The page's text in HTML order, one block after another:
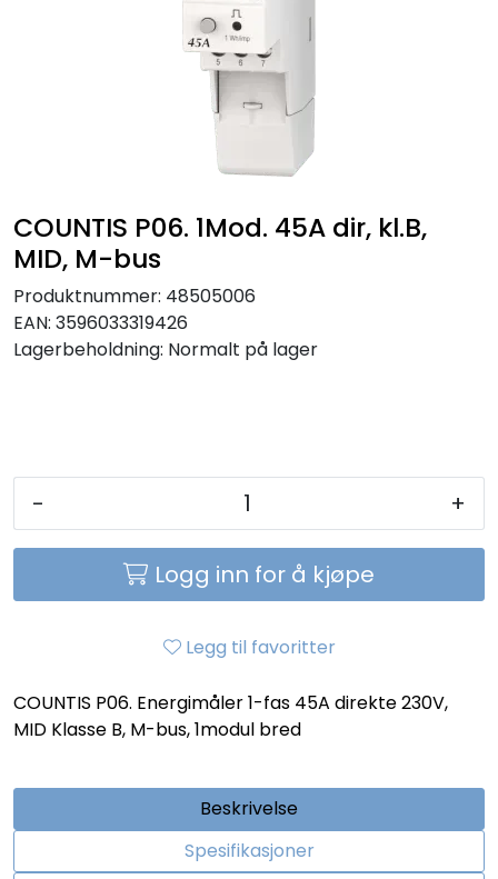
COUNTIS P06. 1Mod. 45A dir, kl.B,
MID, M-bus
Produktnummer: 48505006
EAN: 3596033319426
Lagerbeholdning: Normalt på lager
- +
Logg inn for å kjøpe
Legg til favoritter
COUNTIS P06. Energimåler 1-fas 45A direkte 230V,
MID Klasse B, M-bus, 1modul bred
Beskrivelse
Spesifikasjoner